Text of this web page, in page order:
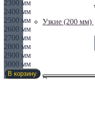
Узкие (200 мм)
Электрические
2300 мм
2400 мм
2500 мм
2600 мм
2700 мм
2800 мм
2900 мм
3000 мм
В корзину